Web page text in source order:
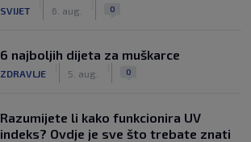
SVIJET 6. aug. 0
6 najboljih dijeta za muškarce
ZDRAVLJE 5. aug. 0
Razumijete li kako funkcionira UV
indeks? Ovdje je sve što trebate znati